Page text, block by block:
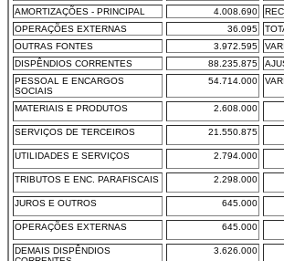
AMORTIZAÇÕES - PRINCIPAL
4.008.690
OPERAÇÕES EXTERNAS
36.095
OUTRAS FONTES
3.972.595
DISPÊNDIOS CORRENTES
88.235.875
PESSOAL E ENCARGOS
SOCIAIS
54.714.000
MATERIAIS E PRODUTOS 2.608.000
SERVIÇOS DE TERCEIROS 21.550.875
UTILIDADES E SERVIÇOS 2.794.000
TRIBUTOS E ENC. PARAFISCAIS 2.298.000
JUROS E OUTROS 645.000
OPERAÇÕES EXTERNAS 645.000
DEMAIS DISPÊNDIOS
3.626.000